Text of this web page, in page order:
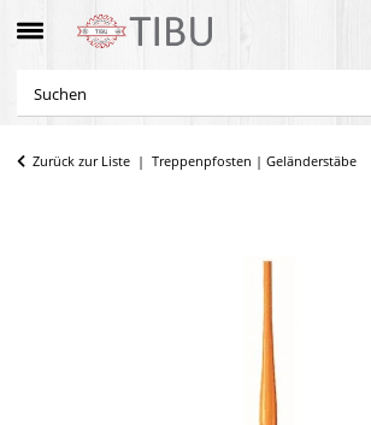
Zurück zur Liste Treppenpfosten | Geländerstäbe